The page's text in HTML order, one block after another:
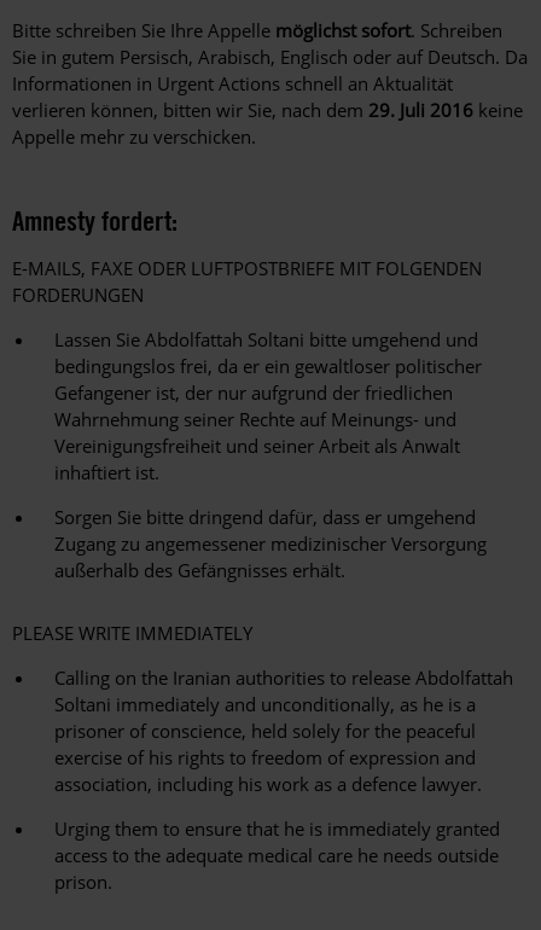
Bitte schreiben Sie Ihre Appelle möglichst sofort. Schreiben
Sie in gutem Persisch, Arabisch, Englisch oder auf Deutsch. Da
Informationen in Urgent Actions schnell an Aktualität
verlieren können, bitten wir Sie, nach dem 29. Juli 2016 keine
Appelle mehr zu verschicken.
Amnesty fordert:
E-MAILS, FAXE ODER LUFTPOSTBRIEFE MIT FOLGENDEN
FORDERUNGEN
Lassen Sie Abdolfattah Soltani bitte umgehend und
bedingungslos frei, da er ein gewaltloser politischer
Gefangener ist, der nur aufgrund der friedlichen
Wahrnehmung seiner Rechte auf Meinungs- und
Vereinigungsfreiheit und seiner Arbeit als Anwalt
inhaftiert ist.
Sorgen Sie bitte dringend dafür, dass er umgehend
Zugang zu angemessener medizinischer Versorgung
außerhalb des Gefängnisses erhält.
PLEASE WRITE IMMEDIATELY
Calling on the Iranian authorities to release Abdolfattah
Soltani immediately and unconditionally, as he is a
prisoner of conscience, held solely for the peaceful
exercise of his rights to freedom of expression and
association, including his work as a defence lawyer.
Urging them to ensure that he is immediately granted
access to the adequate medical care he needs outside
prison.